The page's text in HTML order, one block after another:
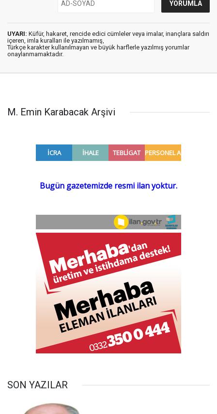
UYARI: Küfür, hakaret, rencide edici cümleler veya imalar, inançlara saldırı
içeren, imla kuralları ile yazılmamış,
Türkçe karakter kullanılmayan ve büyük harflerle yazılmış yorumlar
onaylanmamaktadır.
M. Emin Karabacak Arşivi
SON YAZILAR